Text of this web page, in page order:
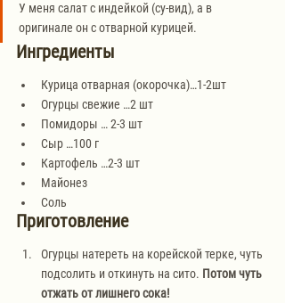
У меня салат с индейкой (су-вид), а в
оригинале он с отварной курицей.
Ингредиенты
Курица отварная (окорочка)…1-2шт
Огурцы свежие …2 шт
Помидоры … 2-3 шт
Сыр …100 г
Картофель …2-3 шт
Майонез
Соль
Приготовление
Огурцы натереть на корейской терке, чуть
подсолить и откинуть на сито. Потом чуть
отжать от лишнего сока!